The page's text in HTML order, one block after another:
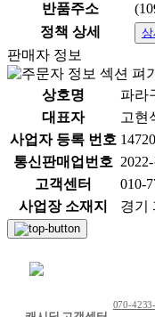
상품 정보고시
항목
1.식품등의표시·
1-1.제품명
1-2.식품의 유형
1-3.생산자 및 소
1-4.제조연월일,유
1-5.포장단위별 내
1-6.원재료명 및 함
반품주소
정책 상세
상
판매자 정보
상호명
파라
대표자
고현
사업자 등록 번호
통신판매업번호
고객센터
010-
사업장 소재지
경기
070-